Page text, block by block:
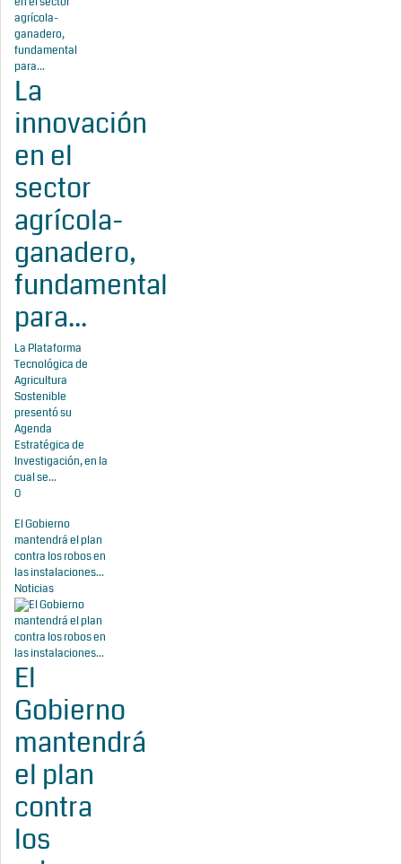
La
innovación
en el
sector
agrícola-
ganadero,
fundamental
para...
La Plataforma
Tecnológica de
Agricultura
Sostenible
presentó su
Agenda
Estratégica de
Investigación, en la
cual se...
0
El Gobierno
mantendrá el plan
contra los robos en
las instalaciones...
Noticias
El
Gobierno
mantendrá
el plan
contra
los